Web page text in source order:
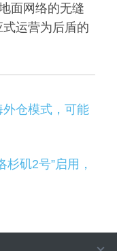
面网络的无缝
运营为后盾的
仓模式，可能
矶2号”启用，